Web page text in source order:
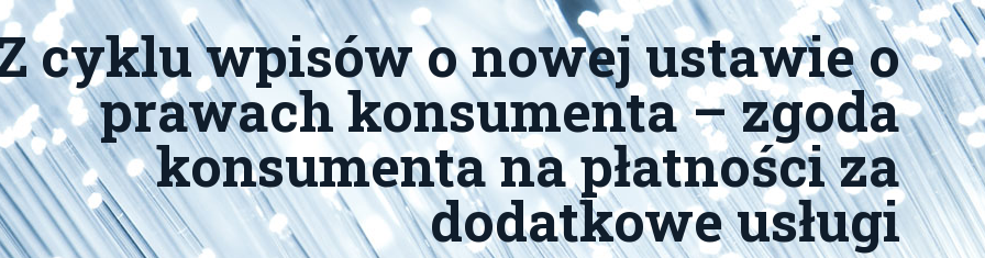
cyklu wpisów o nowej ustawie o
prawach konsumenta – zgoda
konsumenta na płatności za
dodatkowe usługi